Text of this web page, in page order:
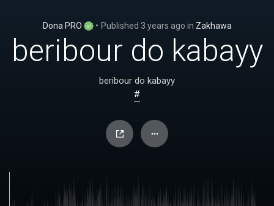
Dona PRO • Published 3 years ago in Zakhawa
beribour do kabayy
beribour do kabayy
#